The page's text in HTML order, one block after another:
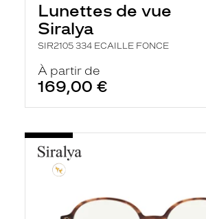
Lunettes de vue
Siralya
SIR2105 334 ECAILLE FONCE
À partir de
169,00 €